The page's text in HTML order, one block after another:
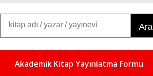
Ara
Akademik Kitap Yayınlatma Formu